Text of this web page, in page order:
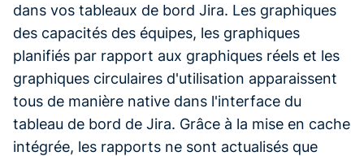
dans vos tableaux de bord Jira. Les graphiques
des capacités des équipes, les graphiques
planifiés par rapport aux graphiques réels et les
graphiques circulaires d'utilisation apparaissent
tous de manière native dans l'interface du
tableau de bord de Jira. Grâce à la mise en cache
intégrée, les rapports ne sont actualisés que